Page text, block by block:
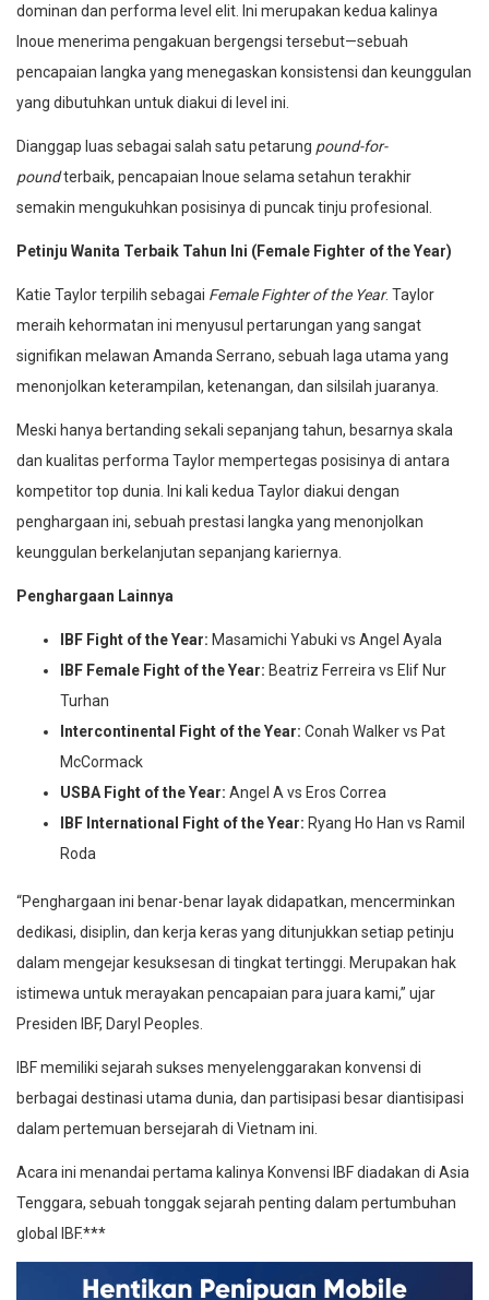
dominan dan performa level elit. Ini merupakan kedua kalinya
Inoue menerima pengakuan bergengsi tersebut—sebuah
pencapaian langka yang menegaskan konsistensi dan keunggulan
yang dibutuhkan untuk diakui di level ini.
Dianggap luas sebagai salah satu petarung pound-for-
poundterbaik, pencapaian Inoue selama setahun terakhir
semakin mengukuhkan posisinya di puncak tinju profesional.
Petinju Wanita Terbaik Tahun Ini (Female Fighter of the Year)
Katie Taylor terpilih sebagai Female Fighter of the Year. Taylor
meraih kehormatan ini menyusul pertarungan yang sangat
signifikan melawan Amanda Serrano, sebuah laga utama yang
menonjolkan keterampilan, ketenangan, dan silsilah juaranya.
Meski hanya bertanding sekali sepanjang tahun, besarnya skala
dan kualitas performa Taylor mempertegas posisinya di antara
kompetitor top dunia. Ini kali kedua Taylor diakui dengan
penghargaan ini, sebuah prestasi langka yang menonjolkan
keunggulan berkelanjutan sepanjang kariernya.
Penghargaan Lainnya
IBF Fight of the Year: Masamichi Yabuki vs Angel Ayala
IBF Female Fight of the Year: Beatriz Ferreira vs Elif Nur
Turhan
Intercontinental Fight of the Year: Conah Walker vs Pat
McCormack
USBA Fight of the Year: Angel A vs Eros Correa
IBF International Fight of the Year: Ryang Ho Han vs Ramil
Roda
“Penghargaan ini benar-benar layak didapatkan, mencerminkan
dedikasi, disiplin, dan kerja keras yang ditunjukkan setiap petinju
dalam mengejar kesuksesan di tingkat tertinggi. Merupakan hak
istimewa untuk merayakan pencapaian para juara kami,” ujar
Presiden IBF, Daryl Peoples.
IBF memiliki sejarah sukses menyelenggarakan konvensi di
berbagai destinasi utama dunia, dan partisipasi besar diantisipasi
dalam pertemuan bersejarah di Vietnam ini.
Acara ini menandai pertama kalinya Konvensi IBF diadakan di Asia
Tenggara, sebuah tonggak sejarah penting dalam pertumbuhan
global IBF.***